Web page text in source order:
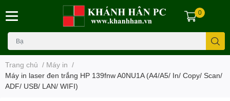
0
Trang chủ / Máy in /
Máy in laser đen trắng HP 139fnw A0NU1A (A4/A5/ In/ Copy/ Scan/
ADF/ USB/ LAN/ WIFI)